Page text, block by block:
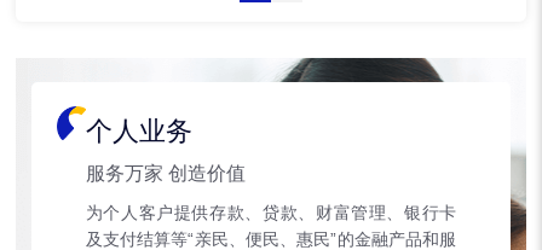
个人业务
服务万家 创造价值
为个人客户提供存款、贷款、财富管理、银行卡
及支付结算等“亲民、便民、惠民”的金融产品和服